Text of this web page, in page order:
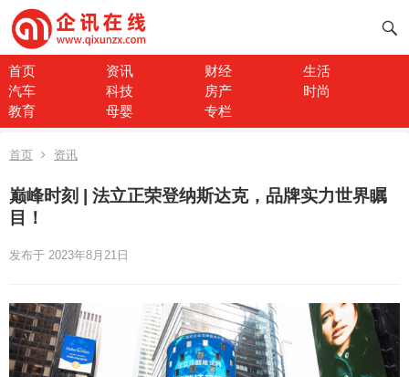
首页 资讯 财经
生活
汽车
科技 房产
时尚
教育
母婴 专栏
首页 资讯
巅峰时刻 | 法立正荣登纳斯达克，品牌实力世界瞩
目！
发布于 2023年8月21日